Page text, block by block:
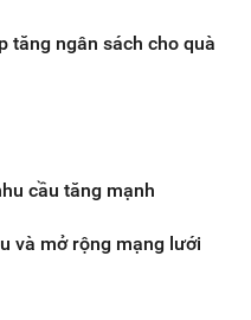
tăng ngân sách cho quà
cầu tăng mạnh
và mở rộng mạng lưới